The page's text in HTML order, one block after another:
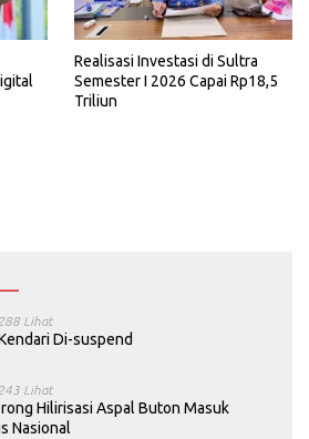
Realisasi Investasi di Sultra
Semester I 2026 Capai Rp18,5
Triliun
288 Lihat
Di-suspend
243 Lihat
Hilirisasi Aspal Buton Masuk
Nasional